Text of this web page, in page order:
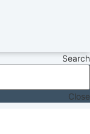
Search
Close